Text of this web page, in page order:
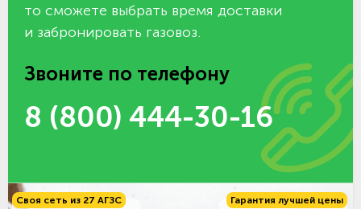
то сможете выбрать время доставки
и забронировать газовоз.
Звоните по телефону
8 (800) 444-30-16
Своя сеть из 27 АГЗС Гарантия лучшей цены